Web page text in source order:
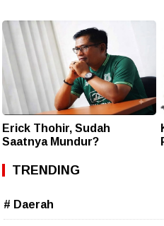
Erick Thohir, Sudah
Saatnya Mundur?
TRENDING
# Daerah